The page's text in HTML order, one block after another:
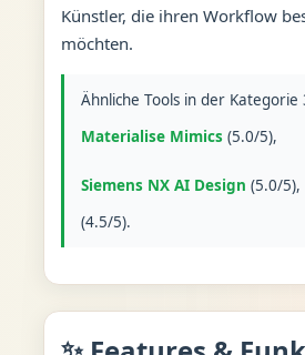
Künstler, die ihren Workflow
möchten.
Ähnliche Tools in der Kategorie
Materialise Mimics(5.0/5),
Siemens NX AI Design (5.0/5),
(4.5/5).